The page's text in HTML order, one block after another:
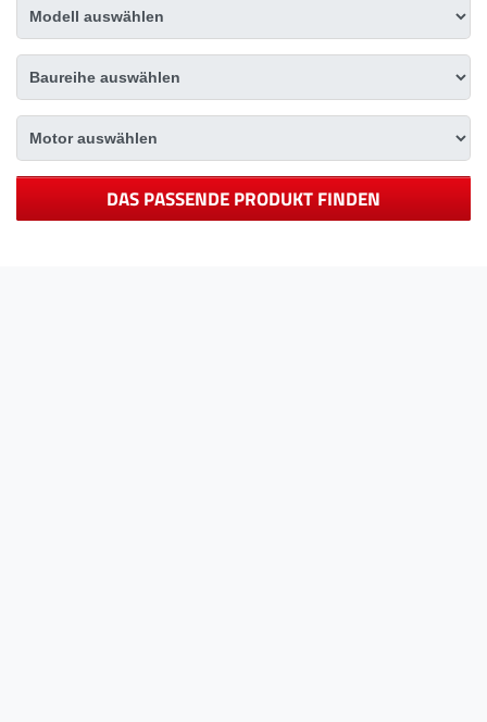
DAS PASSENDE PRODUKT FINDEN